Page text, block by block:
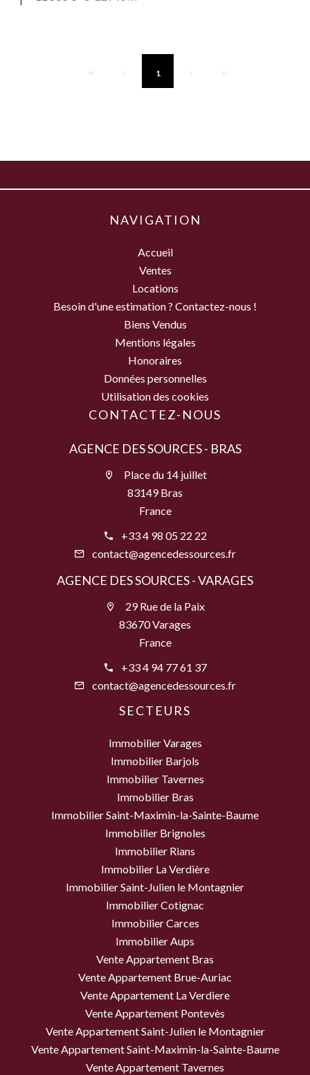
1
NAVIGATION
Accueil
Ventes
Locations
Besoin d'une estimation ? Contactez-nous !
Biens Vendus
Mentions légales
Honoraires
Données personnelles
Utilisation des cookies
CONTACTEZ-NOUS
AGENCE DES SOURCES - BRAS
Place du 14 juillet
83149 Bras
France
+33 4 98 05 22 22
contact@agencedessources.fr
AGENCE DES SOURCES - VARAGES
29 Rue de la Paix
83670 Varages
France
+33 4 94 77 61 37
contact@agencedessources.fr
SECTEURS
Immobilier Varages
Immobilier Barjols
Immobilier Tavernes
Immobilier Bras
Immobilier Saint-Maximin-la-Sainte-Baume
Immobilier Brignoles
Immobilier Rians
Immobilier La Verdière
Immobilier Saint-Julien le Montagnier
Immobilier Cotignac
Immobilier Carces
Immobilier Aups
Vente Appartement Bras
Vente Appartement Brue-Auriac
Vente Appartement La Verdiere
Vente Appartement Pontevès
Vente Appartement Saint-Julien le Montagnier
Vente Appartement Saint-Maximin-la-Sainte-Baume
Vente Appartement Tavernes